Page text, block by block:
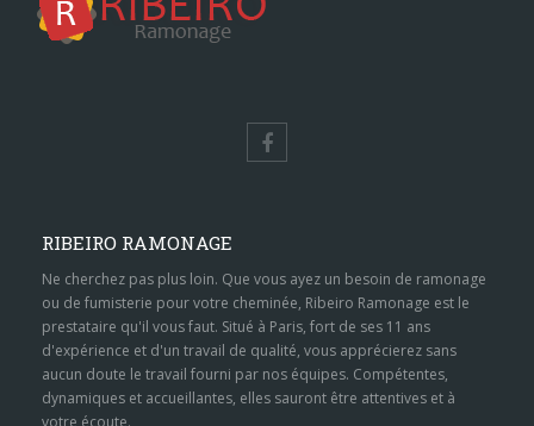
RIBEIRO RAMONAGE
Ne cherchez pas plus loin. Que vous ayez un besoin de ramonage
ou de fumisterie pour votre cheminée, Ribeiro Ramonage est le
prestataire qu'il vous faut. Situé à Paris, fort de ses 11 ans
d'expérience et d'un travail de qualité, vous apprécierez sans
aucun doute le travail fourni par nos équipes. Compétentes,
dynamiques et accueillantes, elles sauront être attentives et à